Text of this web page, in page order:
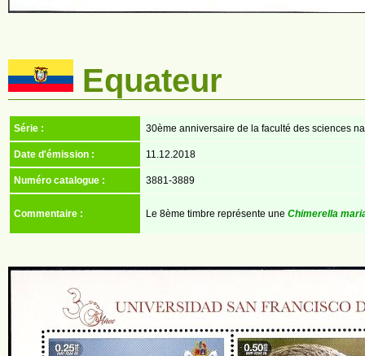
Equateur
Série : 30ème anniversaire de la faculté des sciences
Date d'émission : 11.12.2018
Numéro catalogue : 3881-3889
Commentaire : Le 8ème timbre représente une Chimerella